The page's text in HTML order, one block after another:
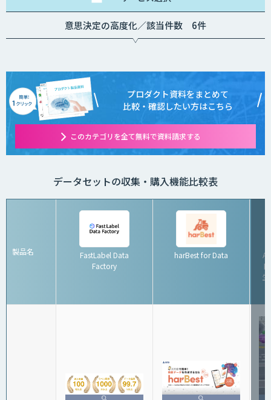
意思決定の高度化／該当件数 6件
プロダクト資料をまとめて
比較・確認したい方はこちら
このカテゴリを全て無料で資料請求する
データセットの収集・購入機能比較表
製品名
FastLabel Data
Factory
harBest for Data
AI